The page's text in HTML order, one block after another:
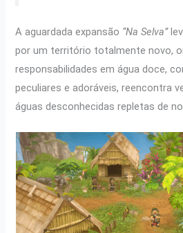
A aguardada expansão “Na Selva”
por um território totalmente novo,
responsabilidades em água doce,
peculiares e adoráveis, reencontra
águas desconhecidas repletas de